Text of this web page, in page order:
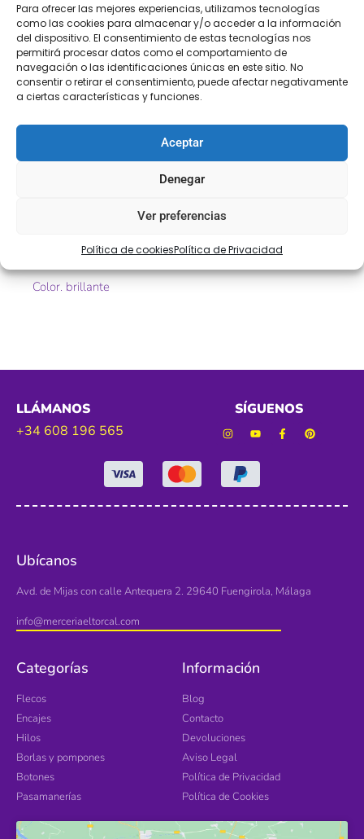
Para ofrecer las mejores experiencias, utilizamos tecnologías
como las cookies para almacenar y/o acceder a la información
del dispositivo. El consentimiento de estas tecnologías nos
permitirá procesar datos como el comportamiento de
navegación o las identificaciones únicas en este sitio. No
consentir o retirar el consentimiento, puede afectar negativamente
a ciertas características y funciones.
Aceptar
Denegar
Ver preferencias
Política de cookiesPolítica de Privacidad
Descripción
Información adicional
Valoraciones (0)
Pasamanería fantasía brillante
Tamaño. 15 mm aprox
Color. brillante
LLÁMANOS
+34 608 196 565
SÍGUENOS
Ubícanos
Avd. de Mijas con calle Antequera 2. 29640 Fuengirola, Málaga
info@merceriaeltorcal.com
Categorías
Flecos
Encajes
Hilos
Borlas y pompones
Botones
Pasamanerías
Información
Blog
Contacto
Devoluciones
Aviso Legal
Política de Privacidad
Política de Cookies